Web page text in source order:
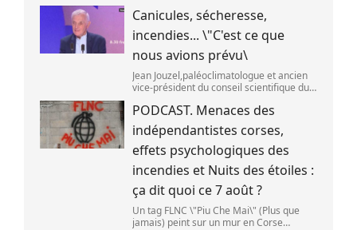
septembre 2025. (SANKA VIDANAGAMA )
Canicules, sécheresse,
incendies... \"C'est ce que
nous avions prévu\
Jean Jouzel,paléoclimatologue et ancien
vice-président du conseil scientifique du
(FRANCEINFO / RADIO FRANCE)
PODCAST. Menaces des
indépendantistes corses,
effets psychologiques des
incendies et Nuits des étoiles :
ça dit quoi ce 7 août ?
Un tag FLNC \"Piu Che Mai\" (Plus que
jamais) peint sur un mur en Corse